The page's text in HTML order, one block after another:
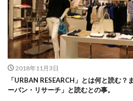
2018年11月3日
「URBAN RESEARCH」とは何と読む
ーバン・リサーチ」と読むとの事。